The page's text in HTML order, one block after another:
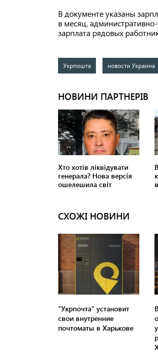
В документе указаны
в месяц,
зарплата рядовых
Укрпошта новости Украина
СХОЖІ НОВИНИ
"Укрпочта" установит
свои внутренние
почтоматы в Харькове